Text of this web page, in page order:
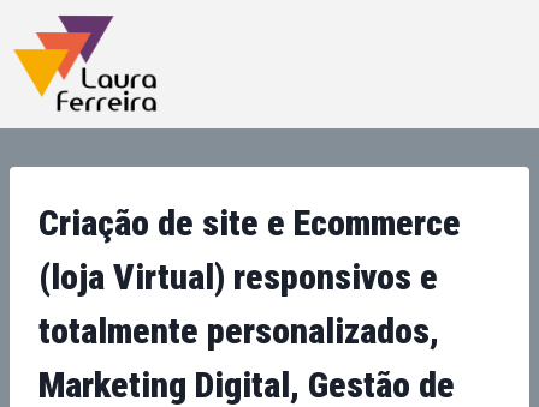
Criação de site e Ecommerce
(loja Virtual) responsivos e
totalmente personalizados,
Marketing Digital, Gestão de